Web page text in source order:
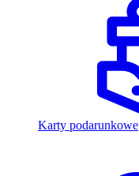
Karty podarunkowe